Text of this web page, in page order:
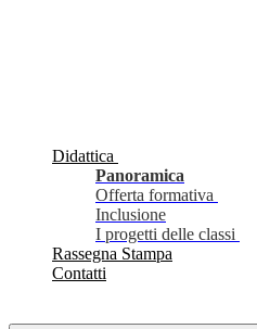
Didattica
Panoramica
Offerta formativa
Inclusione
I progetti delle classi
Rassegna Stampa
Contatti